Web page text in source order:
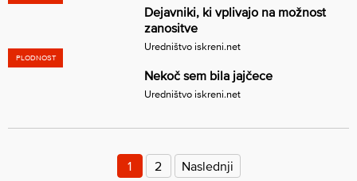
Dejavniki, ki vplivajo na možnost
zanositve
Uredništvo iskreni.net
PLODNOST
Nekoč sem bila jajčece
Uredništvo iskreni.net
1 2 Naslednji